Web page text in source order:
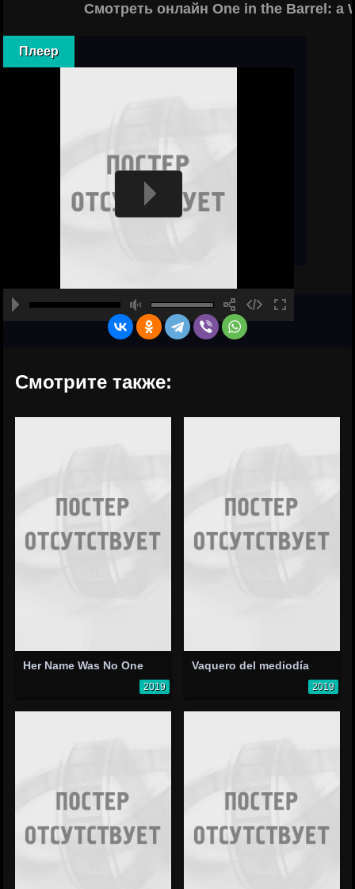
Смотреть онлайн One in the Barrel: a
Плеер
Смотрите также:
Her Name Was No One
2019
Vaquero del mediodía
2019